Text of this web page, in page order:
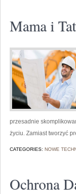
Mama i
przesadnie
życiu. Zamiast tworzyć
CATEGORIES: NOWE
Ochrona